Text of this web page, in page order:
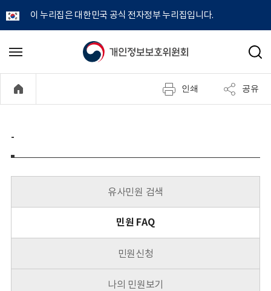
이 누리집은 대한민국 공식 전자정부 누리집입니다.
개
정
보
원
회
메
기
검
인쇄 공유
-
유사민원 검색
민원 FAQ
민원신청
나의 민원보기